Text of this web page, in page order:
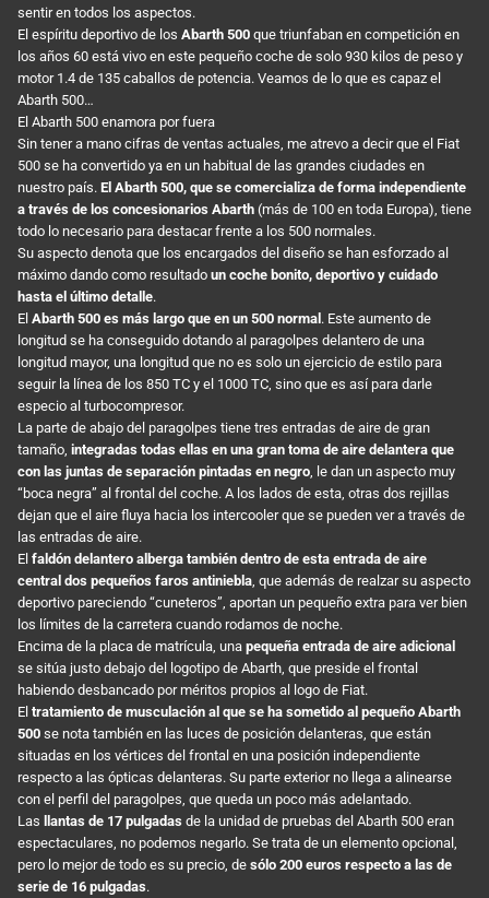
sentir en todos los aspectos.
El espíritu deportivo de los Abarth 500 que triunfaban en competición en
los años 60 está vivo en este pequeño coche de solo 930 kilos de peso y
motor 1.4 de 135 caballos de potencia. Veamos de lo que es capaz el
Abarth 500…
El Abarth 500 enamora por fuera
Sin tener a mano cifras de ventas actuales, me atrevo a decir que el Fiat
500 se ha convertido ya en un habitual de las grandes ciudades en
nuestro país. El Abarth 500, que se comercializa de forma independiente
a través de los concesionarios Abarth (más de 100 en toda Europa), tiene
todo lo necesario para destacar frente a los 500 normales.
Su aspecto denota que los encargados del diseño se han esforzado al
máximo dando como resultado un coche bonito, deportivo y cuidado
hasta el último detalle.
El Abarth 500 es más largo que en un 500 normal. Este aumento de
longitud se ha conseguido dotando al paragolpes delantero de una
longitud mayor, una longitud que no es solo un ejercicio de estilo para
seguir la línea de los 850 TC y el 1000 TC, sino que es así para darle
especio al turbocompresor.
La parte de abajo del paragolpes tiene tres entradas de aire de gran
tamaño, integradas todas ellas en una gran toma de aire delantera que
con las juntas de separación pintadas en negro , le dan un aspecto muy
“boca negra” al frontal del coche. A los lados de esta, otras dos rejillas
dejan que el aire fluya hacia los intercooler que se pueden ver a través de
las entradas de aire.
El faldón delantero alberga también dentro de esta entrada de aire
central dos pequeños faros antiniebla , que además de realzar su aspecto
deportivo pareciendo “cuneteros”, aportan un pequeño extra para ver bien
los límites de la carretera cuando rodamos de noche.
Encima de la placa de matrícula, una pequeña entrada de aire adicional
se sitúa justo debajo del logotipo de Abarth, que preside el frontal
habiendo desbancado por méritos propios al logo de Fiat.
El tratamiento de musculación al que se ha sometido al pequeño Abarth
500 se nota también en las luces de posición delanteras, que están
situadas en los vértices del frontal en una posición independiente
respecto a las ópticas delanteras. Su parte exterior no llega a alinearse
con el perfil del paragolpes, que queda un poco más adelantado.
Las llantas de 17 pulgadas de la unidad de pruebas del Abarth 500 eran
espectaculares, no podemos negarlo. Se trata de un elemento opcional,
pero lo mejor de todo es su precio, de sólo 200 euros respecto a las de
serie de 16 pulgadas.